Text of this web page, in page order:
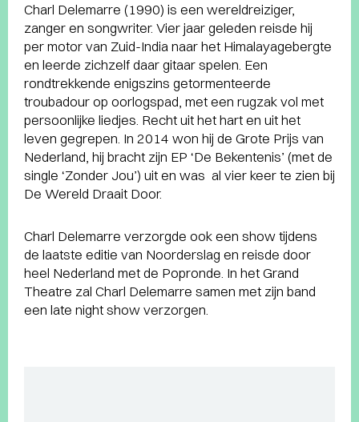
Charl Delemarre (1990) is een wereldreiziger,
zanger en songwriter. Vier jaar geleden reisde hij
per motor van Zuid-India naar het Himalayagebergte
en leerde zichzelf daar gitaar spelen. Een
rondtrekkende enigszins getormenteerde
troubadour op oorlogspad, met een rugzak vol met
persoonlijke liedjes. Recht uit het hart en uit het
leven gegrepen. In 2014 won hij de Grote Prijs van
Nederland, hij bracht zijn EP ‘De Bekentenis’ (met de
single ‘Zonder Jou’) uit en was al vier keer te zien bij
De Wereld Draait Door.
Charl Delemarre verzorgde ook een show tijdens
de laatste editie van Noorderslag en reisde door
heel Nederland met de Popronde. In het Grand
Theatre zal Charl Delemarre samen met zijn band
een late night show verzorgen.